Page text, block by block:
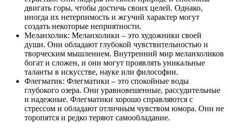
двигать горы, чтобы достичь своих целей. Однако,
иногда их нетерпимость и жгучий характер могут
создать некоторые неприятности.
Меланхолик: Меланхолики – это художники своей
души. Они обладают глубокой чувствительностью и
творческим мышлением. Внутренний мир меланхоликов
богат и сложен, и они могут проявлять уникальные
таланты в искусстве, науке или философии.
Флегматик: Флегматики – это спокойные воды
глубокого озера. Они уравновешенные, рассудительные
и надежные. Флегматики хорошо справляются с
стрессом и обладают отличным чувством юмора. Они не
торопятся и редко теряют самообладание.